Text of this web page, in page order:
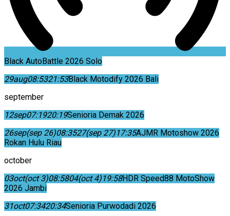
Black AutoBattle 2026 Solo
29aug08:5321:53Black Motodify 2026 Bali
september
12sep07:1920:19Senioria Demak 2026
26sep(sep 26)08:3527(sep 27)17:35AJMR Motoshow 2026
Rokan Hulu Riau
october
03oct(oct 3)08:5804(oct 4)19:58HDR Speed88 MotoShow
2026 Jambi
31oct07:3420:34Senioria Purwodadi 2026